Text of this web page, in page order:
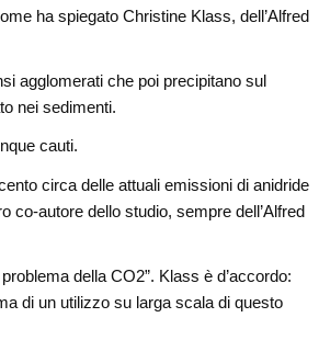
ha spiegato Christine Klass, dell’Alfred
agglomerati che poi precipitano sul
nei sedimenti.
cauti.
circa delle attuali emissioni di anidride
co-autore dello studio, sempre dell’Alfred
della CO2”. Klass è d’accordo:
di un utilizzo su larga scala di questo